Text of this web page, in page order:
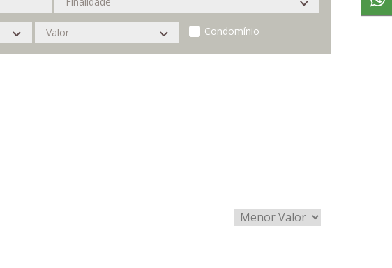
Condomínio